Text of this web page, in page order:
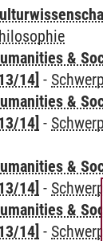
&
14] -
&
14] -
&
14] -
&
14] -